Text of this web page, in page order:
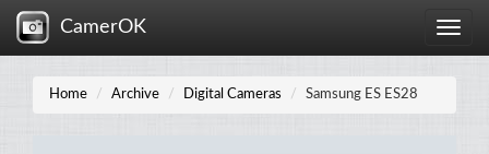
Toggle
CamerOK
Home Archive Digital Cameras Samsung ES ES28